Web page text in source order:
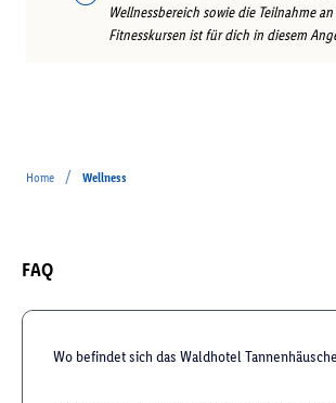
Wellnessbereich sowie die Teilnahme
Fitnesskursen ist für dich in diesem
Home / Wellness
FAQ
Wo befindet sich das Waldhotel